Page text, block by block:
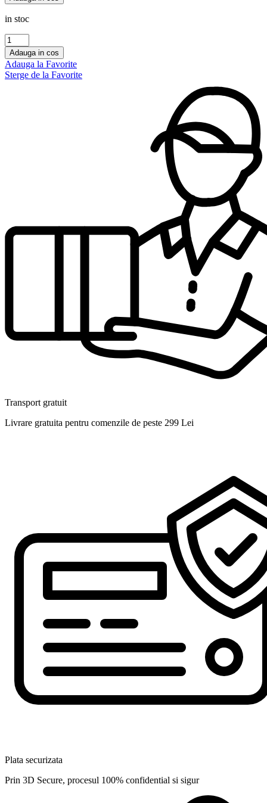
TITAN
POUR
EDP,
Armaf
,100
ml
in stoc
Cantitate
AL
IBDAA
GOLD
Ard
Adauga in cos
Adauga la Favorite
Sterge de la Favorite
Transport gratuit
Livrare gratuita pentru comenzile de peste 299 Lei
Plata securizata
Prin 3D Secure, procesul 100% confidential si sigur